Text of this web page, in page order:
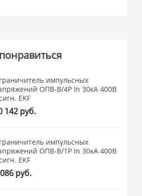
импульсных
ОПВ-B/4P In 30кА 400В
EKF
142 руб.
импульсных
ОПВ-B/1P In 30кА 400В
EKF
руб.